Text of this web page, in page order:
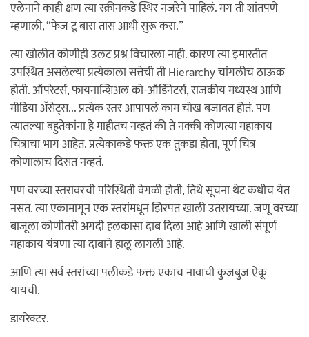
एलेनाने काही क्षण त्या स्क्रीनकडे स्थिर नजरेने पाहिलं. मग ती शांतपणे
म्हणाली, “फेज टू बारा तास आधी सुरू करा.”
त्या खोलीत कोणीही उलट प्रश्न विचारला नाही. कारण त्या इमारतीत
उपस्थित असलेल्या प्रत्येकाला सत्तेची ती Hierarchy चांगलीच ठाऊक
होती. ऑपरेटर्स, फायनान्शिअल को-ऑर्डिनेटर्स, राजकीय मध्यस्थ आणि
मीडिया अ‍ॅसेट्स... प्रत्येक स्तर आपापलं काम चोख बजावत होतं. पण
त्यातल्या बहुतेकांना हे माहीतच नव्हतं की ते नक्की कोणत्या महाकाय
चित्राचा भाग आहेत. प्रत्येकाकडे फक्त एक तुकडा होता, पूर्ण चित्र
कोणालाच दिसत नव्हतं.
पण वरच्या स्तरावरची परिस्थिती वेगळी होती, तिथे सूचना थेट कधीच येत
नसत. त्या एकामागून एक स्तरांमधून झिरपत खाली उतरायच्या. जणू वरच्या
बाजूला कोणीतरी अगदी हलकासा दाब दिला आहे आणि खाली संपूर्ण
महाकाय यंत्रणा त्या दाबाने हालू लागली आहे.
आणि त्या सर्व स्तरांच्या पलीकडे फक्त एकाच नावाची कुजबुज ऐकू
यायची.
डायरेक्टर.